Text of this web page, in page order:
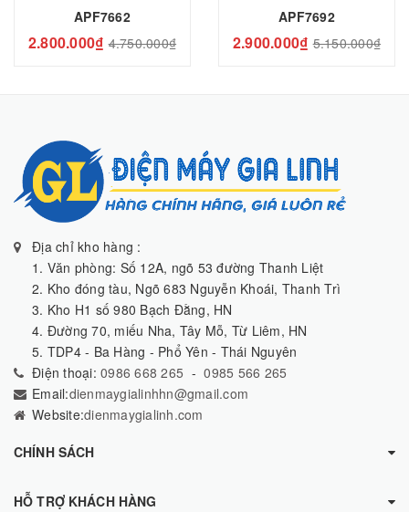
APF7662
2.800.000₫ 4.750.000₫
APF7692
2.900.000₫ 5.150.000₫
Địa chỉ kho hàng :
1. Văn phòng: Số 12A, ngõ 53 đường Thanh Liệt
2. Kho đóng tàu, Ngõ 683 Nguyễn Khoái, Thanh Trì
3. Kho H1 số 980 Bạch Đằng, HN
4. Đường 70, miếu Nha, Tây Mỗ, Từ Liêm, HN
5. TDP4 - Ba Hàng - Phổ Yên - Thái Nguyên
Điện thoại: 0986 668 265 -0985 566 265
Email:dienmaygialinhhn@gmail.com
Website:dienmaygialinh.com
CHÍNH SÁCH
HỖ TRỢ KHÁCH HÀNG